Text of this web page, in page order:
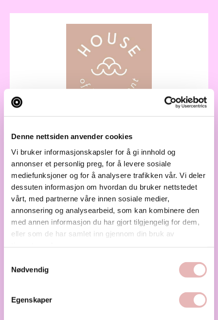
Denne nettsiden anvender cookies
Vi bruker informasjonskapsler for å gi innhold og
annonser et personlig preg, for å levere sosiale
mediefunksjoner og for å analysere trafikken vår. Vi deler
dessuten informasjon om hvordan du bruker nettstedet
vårt, med partnerne våre innen sosiale medier,
annonsering og analysearbeid, som kan kombinere den
med annen informasjon du har gjort tilgjengelig for dem,
eller som de har samlet inn gjennom din bruk av
Nødvendig
Egenskaper
House of Movement
House of Movement tilbyr trening med høy
kvalitet og veiledning. La skuldrene senke...
Treningssenter